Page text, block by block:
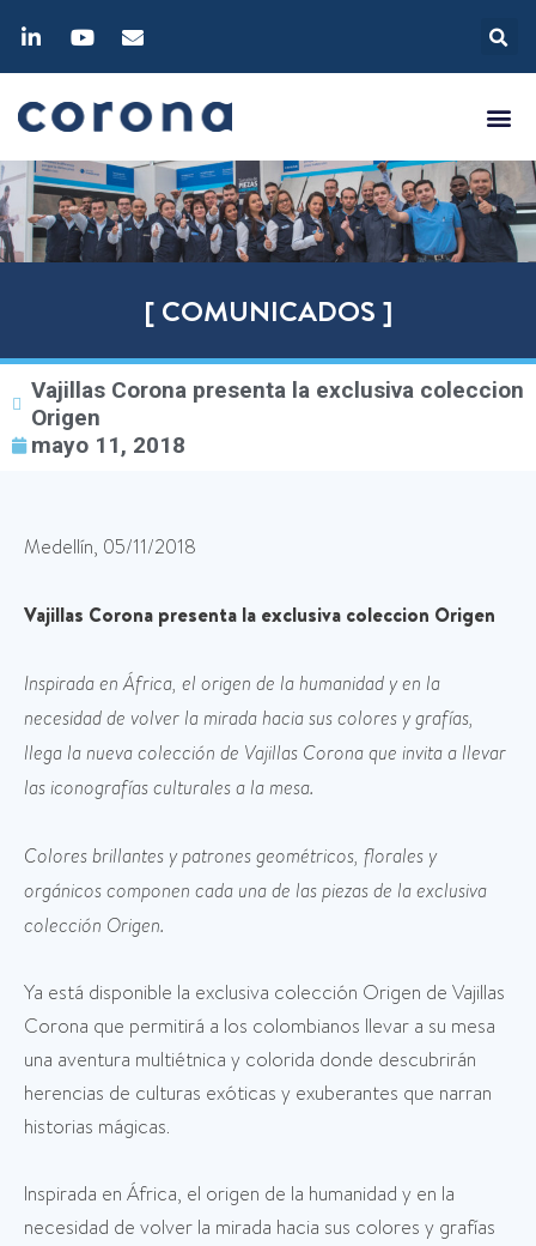
[ COMUNICADOS ]
Vajillas Corona presenta la exclusiva coleccion
Origen
mayo 11, 2018
Medellín, 05/11/2018
Vajillas Corona presenta la exclusiva coleccion Origen
Inspirada en África, el origen de la humanidad y en la
necesidad de volver la mirada hacia sus colores y grafías,
llega la nueva colección de Vajillas Corona que invita a llevar
las iconografías culturales a la mesa.
Colores brillantes y patrones geométricos, florales y
orgánicos componen cada una de las piezas de la exclusiva
colección Origen.
Ya está disponible la exclusiva colección Origen de Vajillas
Corona que permitirá a los colombianos llevar a su mesa
una aventura multiétnica y colorida donde descubrirán
herencias de culturas exóticas y exuberantes que narran
historias mágicas.
Inspirada en África, el origen de la humanidad y en la
necesidad de volver la mirada hacia sus colores y grafías